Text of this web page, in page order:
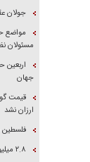
جولان
مواضع
مسئولان
اربعین
جهان
ارزان نشد
فلسطین
۲.۸ میلیون زائر به کشور بازگشتند